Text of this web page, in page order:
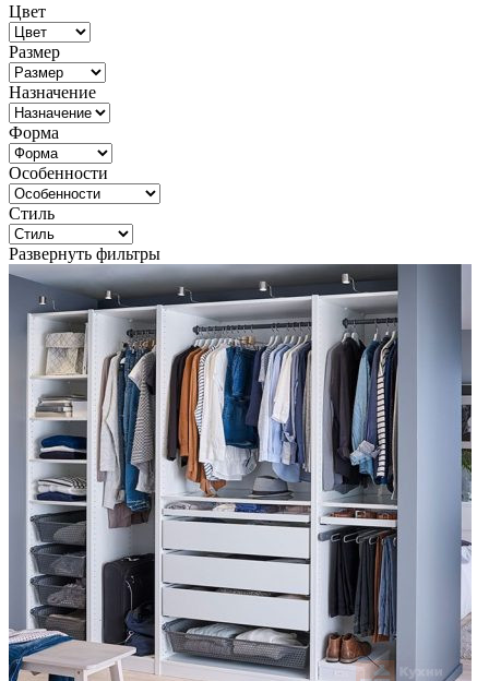
Цвет
Размер
Назначение
Форма
Особенности
Стиль
Развернуть фильтры